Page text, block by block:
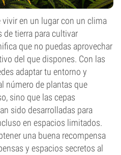
en un lugar con un clima
de tierra para cultivar
que no puedas aprovechar
del que dispones. Con las
adaptar tu entorno y
número de plantas que
sino que las cepas
sido desarrolladas para
en espacios limitados.
una buena recompensa
y espacios secretos al